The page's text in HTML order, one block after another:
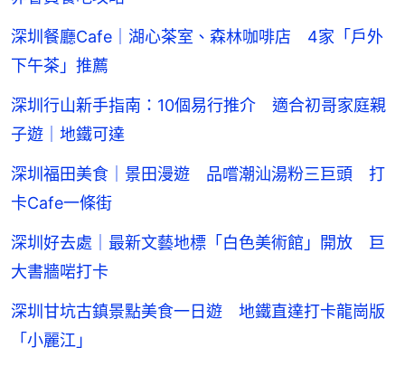
深圳餐廳Cafe｜湖心茶室、森林咖啡店 4家「戶外
下午茶」推薦
深圳行山新手指南：10個易行推介 適合初哥家庭親
子遊｜地鐵可達
深圳福田美食｜景田漫遊 品嚐潮汕湯粉三巨頭 打
卡Cafe一條街
深圳好去處｜最新文藝地標「白色美術館」開放 巨
大書牆啱打卡
深圳甘坑古鎮景點美食一日遊 地鐵直達打卡龍崗版
「小麗江」